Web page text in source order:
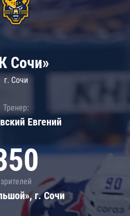
Сочи»
г. Сочи
Тренер:
Евгений
зрителей
г. Сочи